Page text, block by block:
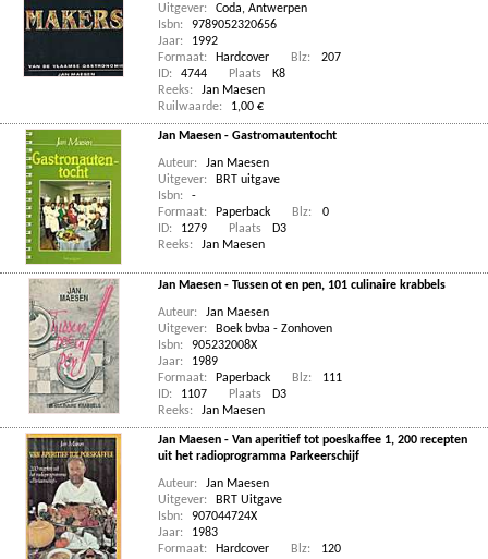
Uitgever:
Coda, Antwerpen
Isbn:
9789052320656
Jaar:
1992
Formaat:
Hardcover Blz:
207
ID:
4744 Plaats
K8
Reeks:
Jan Maesen
Ruilwaarde:
1,00 €
Jan Maesen - Gastromautentocht
Auteur:
Jan Maesen
Uitgever:
BRT uitgave
Isbn:
-
Formaat:
Paperback Blz:
0
ID:
1279 Plaats
D3
Reeks:
Jan Maesen
Jan Maesen - Tussen ot en pen, 101 culinaire krabbels
Auteur:
Jan Maesen
Uitgever:
Boek bvba - Zonhoven
Isbn:
905232008X
Jaar:
1989
Formaat:
Paperback Blz:
111
ID:
1107 Plaats
D3
Reeks:
Jan Maesen
Jan Maesen - Van aperitief tot poeskaffee 1, 200 recepten
uit het radioprogramma Parkeerschijf
Auteur:
Jan Maesen
Uitgever:
BRT Uitgave
Isbn:
907044724X
Jaar:
1983
Formaat:
Hardcover Blz: 120